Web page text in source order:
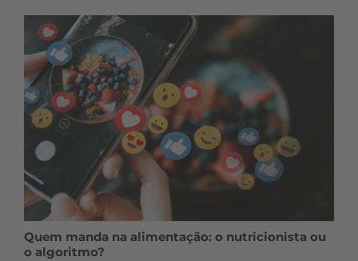
Quem manda na alimentação: o nutricionista ou
o algoritmo?